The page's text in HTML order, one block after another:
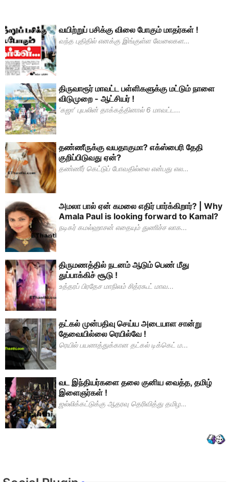
வயிற்றுப் பசிக்கு விலை போகும் மாதர்கள் !
வந்த புதிதில் எனக்கு இங்குள்ள வேலைகள...
திருவாரூர் மாவட்ட பள்ளிகளுக்கு மட்டும் நாளை
விடுமுறை - ஆட்சியர் !
‘கஜா’ புயலின் தாக்கத்தினால் 6 மாவட்ட...
தண்ணீருக்கு வயதாகுமா? எக்ஸ்பைரி தேதி
குறிப்பிடுவது ஏன்?
தண்ணீர் கெட்டுப் போவதில்லை என்பது எல...
அமலா பால் ஏன் கமலை எதிர் பார்க்கிறார்? | Why
Amala Paul is looking forward to Kamal?
நடிகர் கமல்ஹாசன் எதையும் துணிச்ச லாக...
திருமணத்தில் நடனம் ஆடும் பெண் மீது
துப்பாக்கிச் சூடு !
உத்தரப் பிரதேச மாநிலம் சித்ரகூட் மாவ...
தட்கல் முன்பதிவு செய்ய அடையாள சான்று
தேவையில்லை ரெயில்வே !
ரெயில் பயணத்துக்கான தட்கல் டிக்கெட் ம...
வட இந்தியர்களை தலை குனிய வைத்த, தமிழ்
இளைஞர்கள் !
ஜல்லிக்கட்டுக்கு ஆதரவு தெரிவித்து தமிழ...